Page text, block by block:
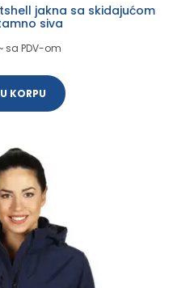
jakna sa skidajućom
siva
sa PDV-om
KORPU